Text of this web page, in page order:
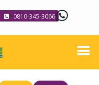
0810-345-3066